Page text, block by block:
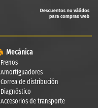
Mecánica
Frenos
Amortiguadores
Correa de distribución
Diagnóstico
Accesorios de transporte